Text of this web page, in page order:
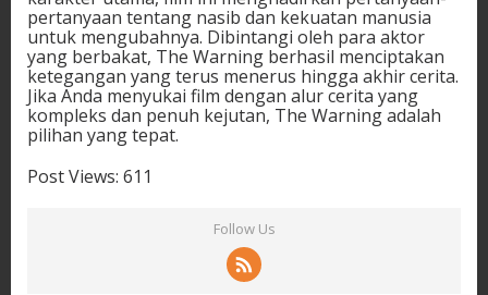
pertanyaan tentang nasib dan kekuatan manusia
untuk mengubahnya. Dibintangi oleh para aktor
yang berbakat, The Warning berhasil menciptakan
ketegangan yang terus menerus hingga akhir cerita.
Jika Anda menyukai film dengan alur cerita yang
kompleks dan penuh kejutan, The Warning adalah
pilihan yang tepat.
Post Views: 611
Follow Us